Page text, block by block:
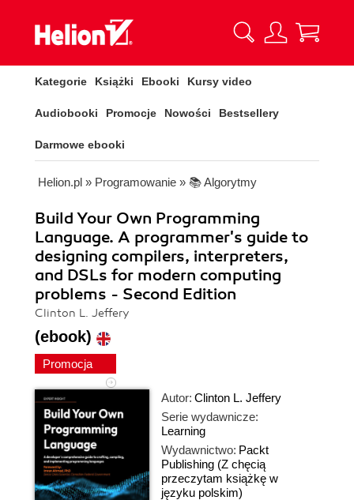
Kategorie Książki Ebooki Kursy video
Audiobooki Promocje Nowości Bestsellery
Darmowe ebooki
Helion.pl » Programowanie » 📚 Algorytmy
Build Your Own Programming
Language. A programmer's guide to
designing compilers, interpreters,
and DSLs for modern computing
problems - Second Edition
Clinton L. Jeffery
(ebook)
Promocja
Autor: Clinton L. Jeffery
Serie wydawnicze:
Learning
Wydawnictwo: Packt
Publishing (Z chęcią
przeczytam książkę w
języku polskim)